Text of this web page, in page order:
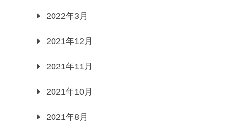
2022年3月
2021年12月
2021年11月
2021年10月
2021年8月